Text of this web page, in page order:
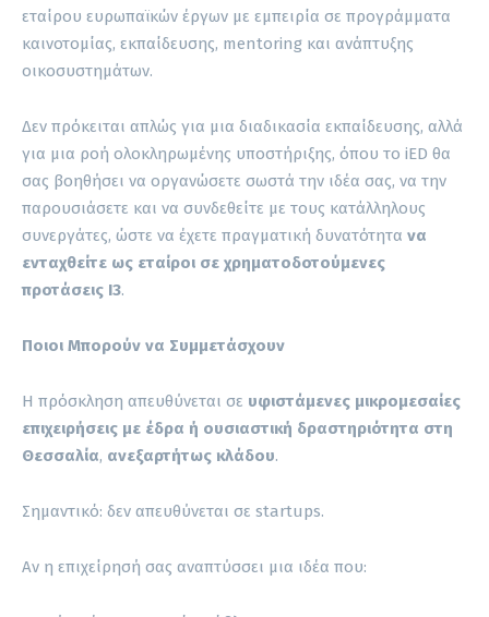
εταίρου ευρωπαϊκών έργων με εμπειρία σε προγράμματα
καινοτομίας, εκπαίδευσης, mentoring και ανάπτυξης
οικοσυστημάτων.
Δεν πρόκειται απλώς για μια διαδικασία εκπαίδευσης, αλλά
για μια ροή ολοκληρωμένης υποστήριξης, όπου το iED θα
σας βοηθήσει να οργανώσετε σωστά την ιδέα σας, να την
παρουσιάσετε και να συνδεθείτε με τους κατάλληλους
συνεργάτες, ώστε να έχετε πραγματική δυνατότητα να
ενταχθείτε ως εταίροι σε χρηματοδοτούμενες
προτάσεις I3.
Ποιοι Μπορούν να Συμμετάσχουν
Η πρόσκληση απευθύνεται σε υφιστάμενες μικρομεσαίες
επιχειρήσεις με έδρα ή ουσιαστική δραστηριότητα στη
Θεσσαλία, ανεξαρτήτως κλάδου.
Σημαντικό: δεν απευθύνεται σε startups.
Αν η επιχείρησή σας αναπτύσσει μια ιδέα που: